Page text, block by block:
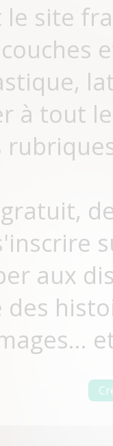
le site
à tout
aux